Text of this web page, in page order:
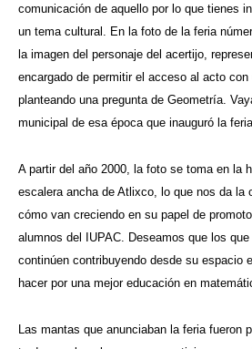
comunicación de aquello por lo que tienes
un tema cultural. En la foto de la feria
la imagen del personaje del acertijo,
encargado de permitir el acceso al acto con
planteando una pregunta de Geometría.
municipal de esa época que inauguró la feria.
A partir del año 2000, la foto se toma en la
escalera ancha de Atlixco, lo que nos da la
cómo van creciendo en su papel de
alumnos del IUPAC. Deseamos que los
continúen contribuyendo desde su espacio
hacer por una mejor educación en
Las mantas que anunciaban la feria fueron